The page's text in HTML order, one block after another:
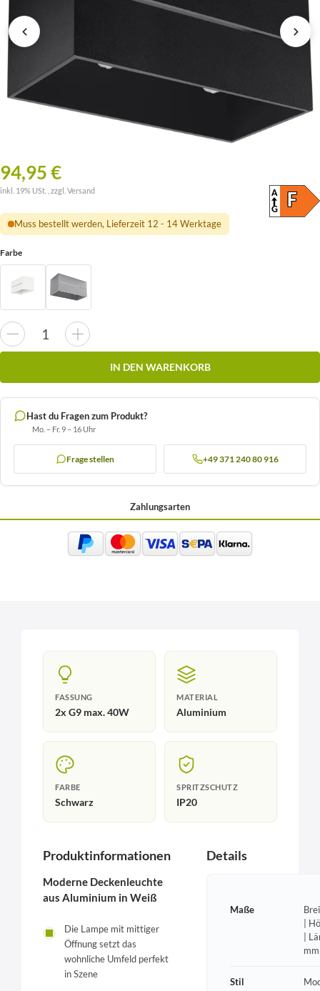
94,95 €
A
G
F
inkl. 19% USt. , zzgl. Versand
Muss bestellt werden, Lieferzeit 12 - 14 Werktage
Farbe
IN DEN WARENKORB
Hast du Fragen zum Produkt?
Mo. – Fr. 9 – 16 Uhr
Frage stellen +49 371 240 80 916
Zahlungsarten
FASSUNG
2x G9 max. 40W
MATERIAL
Aluminium
FARBE
Schwarz
SPRITZSCHUTZ
IP20
Produktinformationen
Moderne Deckenleuchte
aus Aluminium in Weiß
Die Lampe mit mittiger
Öffnung setzt das
wohnliche Umfeld perfekt
in Szene
Details
Maße
|
|
mm
Stil